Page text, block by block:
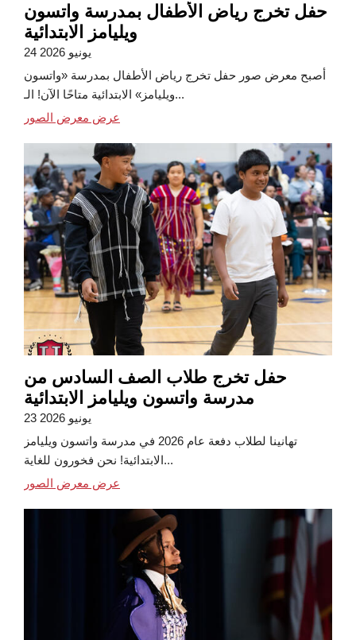
حفل تخرج رياض الأطفال بمدرسة واتسون
ويليامز الابتدائية
24 يونيو 2026
أصبح معرض صور حفل تخرج رياض الأطفال بمدرسة «واتسون
ويليامز» الابتدائية متاحًا الآن! الـ...
عرض معرض الصور
حفل تخرج طلاب الصف السادس من
مدرسة واتسون ويليامز الابتدائية
23 يونيو 2026
تهانينا لطلاب دفعة عام 2026 في مدرسة واتسون ويليامز
الابتدائية! نحن فخورون للغاية...
عرض معرض الصور